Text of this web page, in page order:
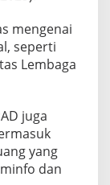
mengenai
seperti
Lembaga
juga
yang
dan